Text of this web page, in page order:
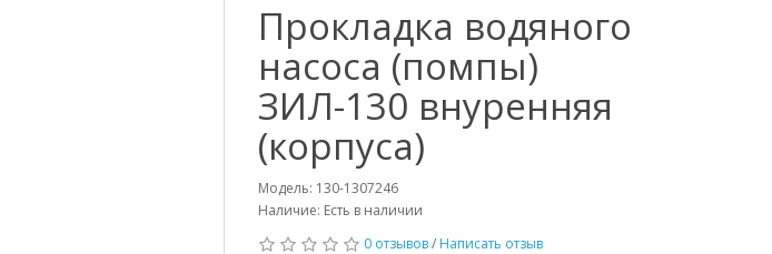
Прокладка водяного
насоса (помпы)
ЗИЛ-130 внуренняя
(корпуса)
Модель: 130-1307246
Наличие: Есть в наличии
0 отзывов/ Написать отзыв